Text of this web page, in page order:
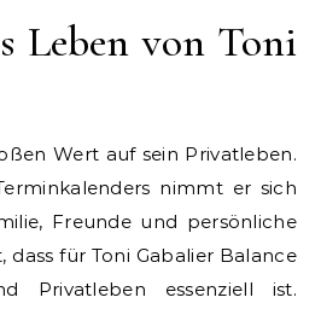
Leben von Toni
Wert auf sein Privatleben.
nimmt er sich
Freunde und persönliche
dass für Toni Gabalier Balance
Privatleben essenziell ist.